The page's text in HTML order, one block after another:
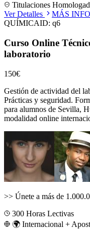
Titulaciones
Ver Detalles
MÁS INFO
QUÍMICAID: q6
Curso Online
laboratorio
150€
Gestión de actividad del
Prácticas y seguridad.
para alumnos de Sevilla,
modalidad online
>> Únete a más de
300 Horas Lectivas
🌍 Internacional +